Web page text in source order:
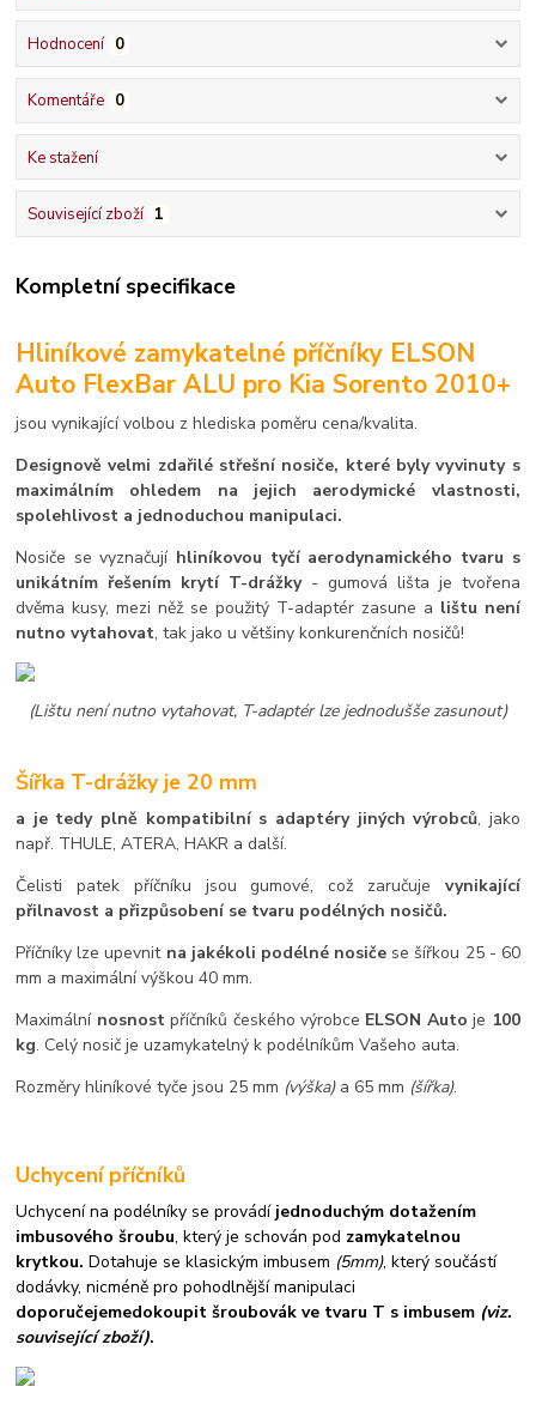
Hodnocení 0
Komentáře 0
Ke stažení
Související zboží 1
Kompletní specifikace
Hliníkové zamykatelné příčníky ELSON
Auto FlexBar ALU pro Kia Sorento 2010+
jsou vynikající volbou z hlediska poměru cena/kvalita.
Designově velmi zdařilé střešní nosiče, které byly vyvinuty s
maximálním ohledem na jejich aerodymické vlastnosti,
spolehlivost a jednoduchou manipulaci.
Nosiče se vyznačují hliníkovou tyčí aerodynamického tvaru s
unikátním řešením krytí T-drážky- gumová lišta je tvořena
dvěma kusy, mezi něž se použitý T-adaptér zasune a lištu není
nutno vytahovat, tak jako u většiny konkurenčních nosičů!
(Lištu není nutno vytahovat, T-adaptér lze jednodušše zasunout)
Šířka T-drážky je 20 mm
a je tedy plně kompatibilní s adaptéry jiných výrobců, jako
např. THULE, ATERA, HAKR a další.
Čelisti patek příčníku jsou gumové, což zaručuje vynikající
přilnavost a přizpůsobení se tvaru podélných nosičů.
Příčníky lze upevnit na jakékoli podélné nosiče se šířkou 25 - 60
mm a maximální výškou 40 mm.
Maximální nosnostpříčníků českého výrobce ELSON Autoje 100
kg. Celý nosič je uzamykatelný k podélníkům Vašeho auta.
Rozměry hliníkové tyče jsou 25 mm (výška)a 65 mm (šířka).
Uchycení příčníků
Uchycení na podélníky se provádí jednoduchým dotažením
imbusového šroubu, který je schován pod zamykatelnou
krytkou.Dotahuje se klasickým imbusem (5mm), který součástí
dodávky, nicméně pro pohodlnější manipulaci
doporučejemedokoupit šroubovák ve tvaru T s imbusem (viz.
související zboží).